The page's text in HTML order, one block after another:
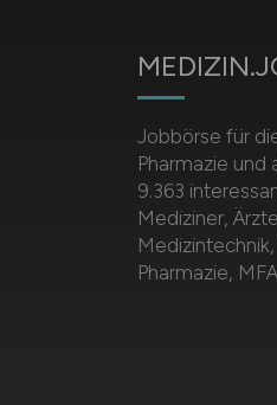
Jobbörse für
Pharmazie
9.363
Mediziner,
Pharmazie,